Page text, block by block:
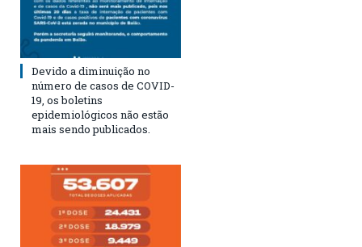
Devido a diminuição no
número de casos de COVID-
19, os boletins
epidemiológicos não estão
mais sendo publicados.